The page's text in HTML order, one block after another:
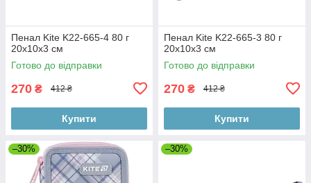
Пенал Kite K22-665-4 80 г
20x10x3 см
Готово до відправки
270 ₴ 412 ₴
Купити
Пенал Kite K22-665-3 80 г
20x10x3 см
Готово до відправки
270 ₴ 412 ₴
Купити
–30% –30%